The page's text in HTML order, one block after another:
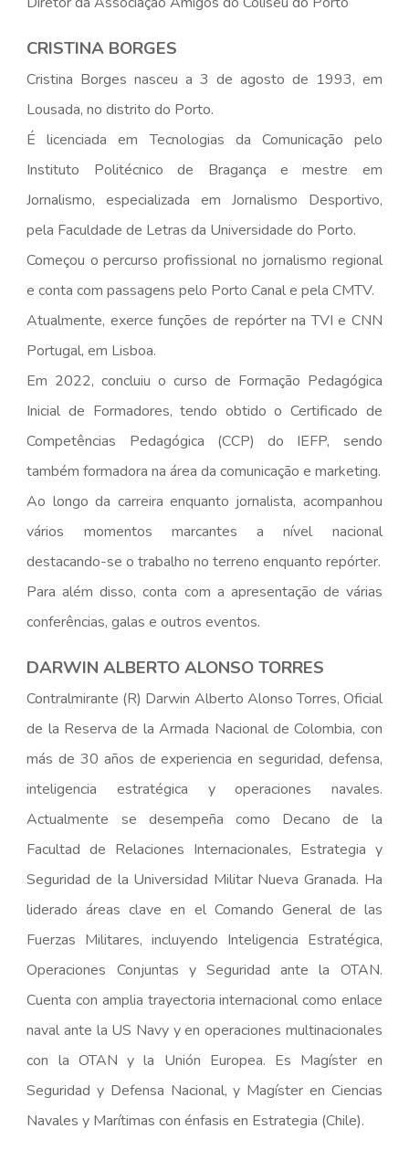
CRISTINA BORGES
Cristina Borges nasceu a 3 de agosto de 1993, em
Lousada, no distrito do Porto.
É licenciada em Tecnologias da Comunicação pelo
Instituto Politécnico de Bragança e mestre em
Jornalismo, especializada em Jornalismo Desportivo,
pela Faculdade de Letras da Universidade do Porto.
Começou o percurso profissional no jornalismo regional
e conta com passagens pelo Porto Canal e pela CMTV.
Atualmente, exerce funções de repórter na TVI e CNN
Portugal, em Lisboa.
Em 2022, concluiu o curso de Formação Pedagógica
Inicial de Formadores, tendo obtido o Certificado de
Competências Pedagógica (CCP) do IEFP, sendo
também formadora na área da comunicação e marketing.
Ao longo da carreira enquanto jornalista, acompanhou
vários momentos marcantes a nível nacional
destacando-se o trabalho no terreno enquanto repórter.
Para além disso, conta com a apresentação de várias
conferências, galas e outros eventos.
DARWIN ALBERTO ALONSO TORRES
Contralmirante (R) Darwin Alberto Alonso Torres, Oficial
de la Reserva de la Armada Nacional de Colombia, con
más de 30 años de experiencia en seguridad, defensa,
inteligencia estratégica y operaciones navales.
Actualmente se desempeña como Decano de la
Facultad de Relaciones Internacionales, Estrategia y
Seguridad de la Universidad Militar Nueva Granada. Ha
liderado áreas clave en el Comando General de las
Fuerzas Militares, incluyendo Inteligencia Estratégica,
Operaciones Conjuntas y Seguridad ante la OTAN.
Cuenta con amplia trayectoria internacional como enlace
naval ante la US Navy y en operaciones multinacionales
con la OTAN y la Unión Europea. Es Magíster en
Seguridad y Defensa Nacional, y Magíster en Ciencias
Navales y Marítimas con énfasis en Estrategia (Chile).